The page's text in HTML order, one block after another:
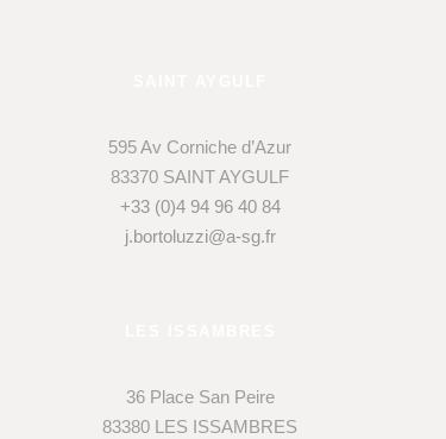
595 Av Corniche d’Azur
83370 SAINT AYGULF
+33 (0)4 94 96 40 84
j.bortoluzzi@a-sg.fr
36 Place San Peire
83380 LES ISSAMBRES